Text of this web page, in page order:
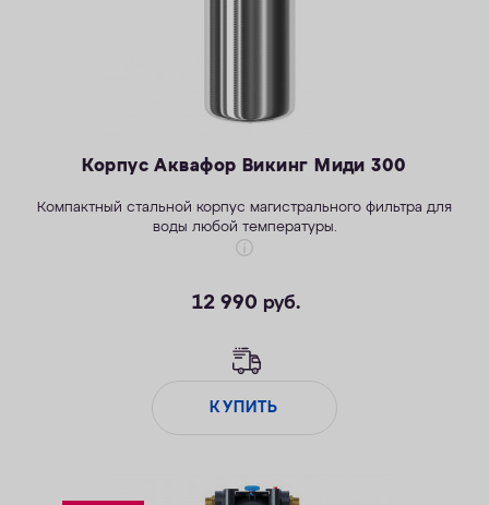
Корпус Аквафор Викинг Миди 300
Компактный стальной корпус магистрального фильтра для
воды любой температуры.
12 990 руб.
КУПИТЬ